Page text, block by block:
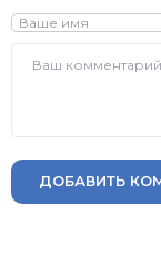
ДОБАВИТЬ